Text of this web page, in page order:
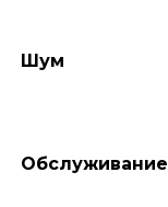
Шум
Обслуживание